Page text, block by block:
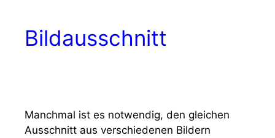
Bildausschnitt
Manchmal ist es notwendig, den gleichen
Ausschnitt aus verschiedenen Bildern